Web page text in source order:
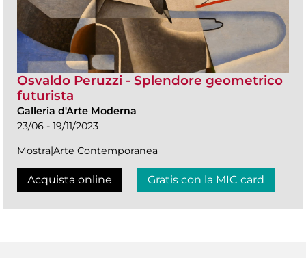
Osvaldo Peruzzi - Splendore geometrico
futurista
Galleria d'Arte Moderna
23/06 - 19/11/2023
Mostra|Arte Contemporanea
Acquista online Gratis con la MIC card